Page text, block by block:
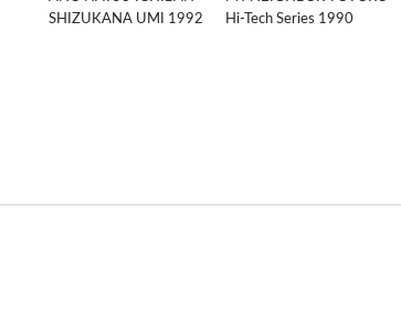
SHIZUKANA UMI 1992
Hi-Tech Series 1990